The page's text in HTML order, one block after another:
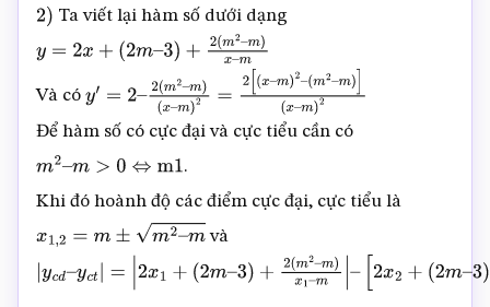
2) Ta viết lại hàm số dưới dạng
y =2 x+( m–3)+ 2(m 2 m)x–
Và có y –2 m2–m) 2[(x–m
(m2– m) ](x– m)2
Để hàm số có cực đại và cực tiểu cần có
m2 m>0 ⇔ m1
.
Khi đó hoành độ các điểm cực đại, cực tiểu là
x1,2 =m±m2 –m và
|ycd –